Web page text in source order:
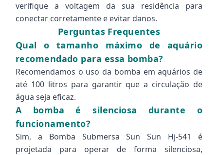
verifique a voltagem da sua residência para
conectar corretamente e evitar danos.
Perguntas Frequentes
Qual o tamanho máximo de aquário
recomendado para essa bomba?
Recomendamos o uso da bomba em aquários de
até 100 litros para garantir que a circulação de
água seja eficaz.
A bomba é silenciosa durante o
funcionamento?
Sim, a Bomba Submersa Sun Sun Hj-541 é
projetada para operar de forma silenciosa,